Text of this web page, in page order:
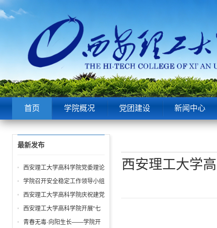
首页 学院概况 党团建设 新闻中心
西安理工大学
最新发布
西安理工大学高科学院党委理论
中心组第6次学习聚焦“潜绩”与
“显绩”
学院召开安全稳定工作领导小组
会议 全面部署暑期及秋季开学
校园安全工作
西安理工大学高科学院庆祝建党
105周年暨“七一”表彰大会圆满
举行
西安理工大学高科学院开展“七
一”前夕走访慰问困难学生党员
青春无毒·向阳生长——学院开